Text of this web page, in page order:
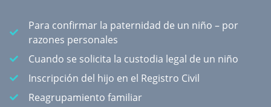
Para confirmar la paternidad de un niño – por
razones personales
Cuando se solicita la custodia legal de un niño
Inscripción del hijo en el Registro Civil
Reagrupamiento familiar